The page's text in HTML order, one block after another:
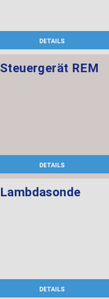
DETAILS
Steuergerät REM
DETAILS
Lambdasonde
DETAILS